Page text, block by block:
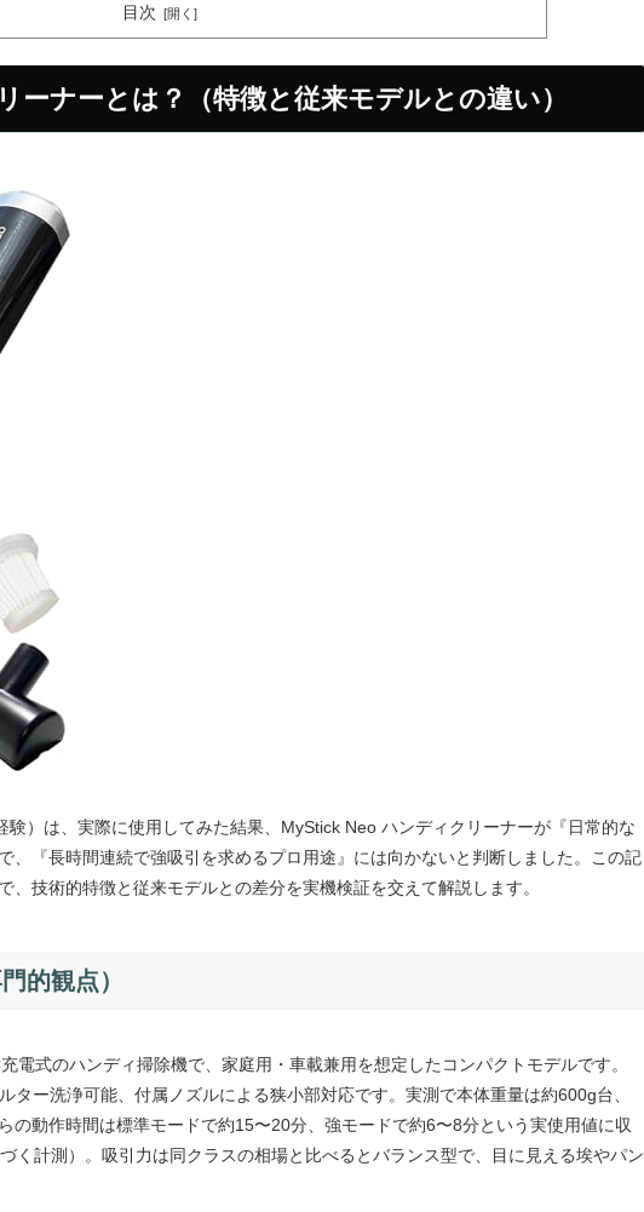
目次
ーナーとは？（特徴と従来モデルとの違い）
験）は、実際に使用してみた結果、MyStick Neo ハンディクリーナーが『日常的な
、『長時間連続で強吸引を求めるプロ用途』には向かないと判断しました。この記
技術的特徴と従来モデルとの差分を実機検証を交えて解説します。
的観点）
電式のハンディ掃除機で、家庭用・車載兼用を想定したコンパクトモデルです。
ター洗浄可能、付属ノズルによる狭小部対応です。実測で本体重量は約600g台、
の動作時間は標準モードで約15〜20分、強モードで約6〜8分という実使用値に収
く計測）。吸引力は同クラスの相場と比べるとバランス型で、目に見える埃やパン